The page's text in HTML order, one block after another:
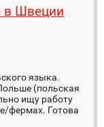
в Швеции
языка.
(польская
ищу работу
фермах. Готова